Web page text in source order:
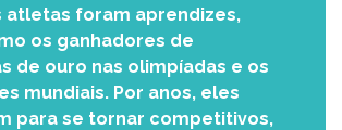
atletas foram aprendizes,
os ganhadores de
de ouro nas olimpíadas e os
mundiais. Por anos, eles
para se tornar competitivos,